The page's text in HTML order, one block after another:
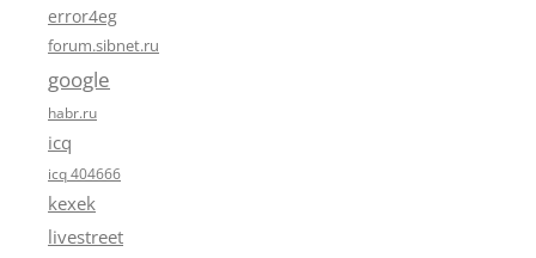
error4eg
forum.sibnet.ru
google
habr.ru
icq
icq 404666
kexek
livestreet